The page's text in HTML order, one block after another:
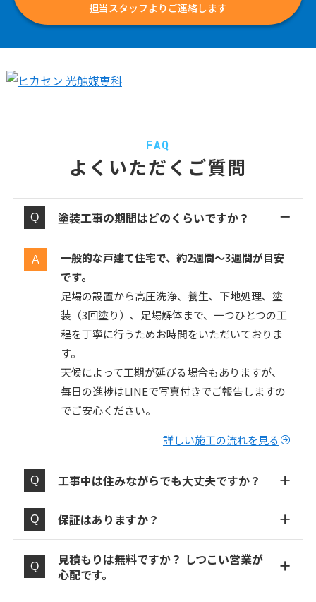
担当スタッフよりご連絡します
FAQ
よくいただくご質問
塗装工事の期間はどのくらいですか？
一般的な戸建て住宅で、約2週間〜3週間が目安
です。
足場の設置から高圧洗浄、養生、下地処理、塗
装（3回塗り）、足場解体まで、一つひとつの工
程を丁寧に行うためお時間をいただいておりま
す。
天候によって工期が延びる場合もありますが、
毎日の進捗はLINEで写真付きでご報告しますの
でご安心ください。
詳しい施工の流れを見る
工事中は住みながらでも大丈夫ですか？
保証はありますか？
見積もりは無料ですか？ しつこい営業が
心配です。